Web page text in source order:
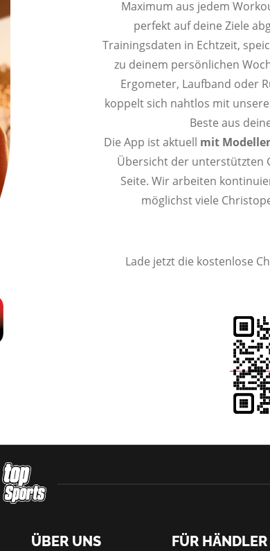
Maximum aus jedem
perfekt auf deine Ziele
Trainingsdaten in Echtzeit,
zu deinem persönlichen
Ergometer, Laufband oder
koppelt sich nahtlos mit
Beste aus
Die App ist aktuell mit
Übersicht der unterstützten
Seite. Wir arbeiten
möglichst viele
Lade jetzt die kostenlose
ÜBER UNS FÜR HÄNDLER